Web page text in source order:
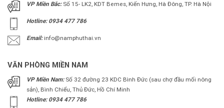
VP Miền Bắc:Số 15- LK2, KDT Bemes, Kiến Hưng, Hà Đông, TP. Hà Nội
Hotline: 0934 477 786
Email: info@namphuthai.vn
VĂN PHÒNG MIỀN NAM
VP Miền Nam:Số 32 đường 23 KDC Bình Đức (sau chợ đầu mối nông
sản), Bình Chiểu, Thủ Đức, Hồ Chí Minh
Hotline: 0934 477 786